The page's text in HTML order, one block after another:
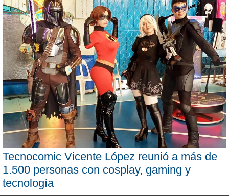
Tecnocomic Vicente López reunió a más de
1.500 personas con cosplay, gaming y
tecnología